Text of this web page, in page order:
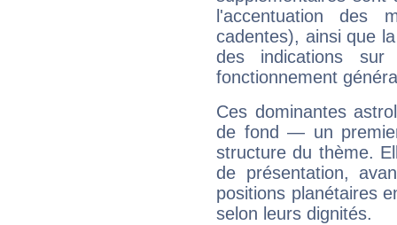
l'accentuation des
cadentes), ainsi que
des indications sur
fonctionnement
Ces dominantes
de fond — un
structure du thème.
de présentation,
positions planétaires
selon leurs dignités.